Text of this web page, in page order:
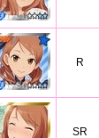
R
SR